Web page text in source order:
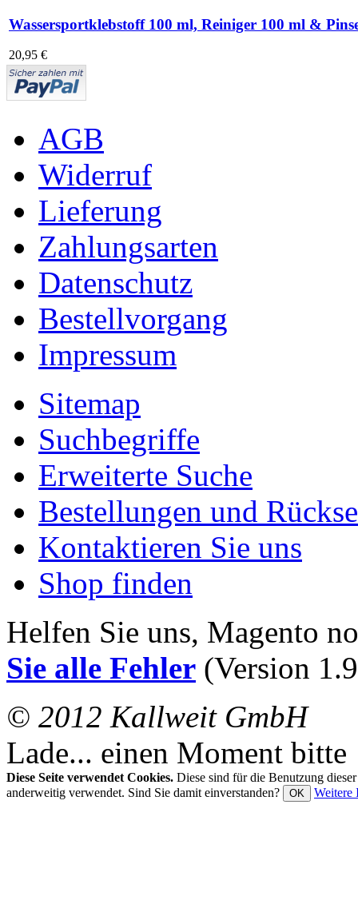
Wassersportklebstoff 100 ml, Reiniger 100 ml &
20,95 €
AGB
Widerruf
Lieferung
Zahlungsarten
Datenschutz
Bestellvorgang
Impressum
Sitemap
Suchbegriffe
Erweiterte Suche
Bestellungen und
Kontaktieren Sie uns
Shop finden
Helfen Sie uns, Magento
Sie alle Fehler (Version
© 2012 Kallweit GmbH
Lade... einen Moment bitte
Diese Seite verwendet Cookies. Diese sind für die Benutzung
anderweitig verwendet. Sind Sie damit einverstanden?
OK Weitere